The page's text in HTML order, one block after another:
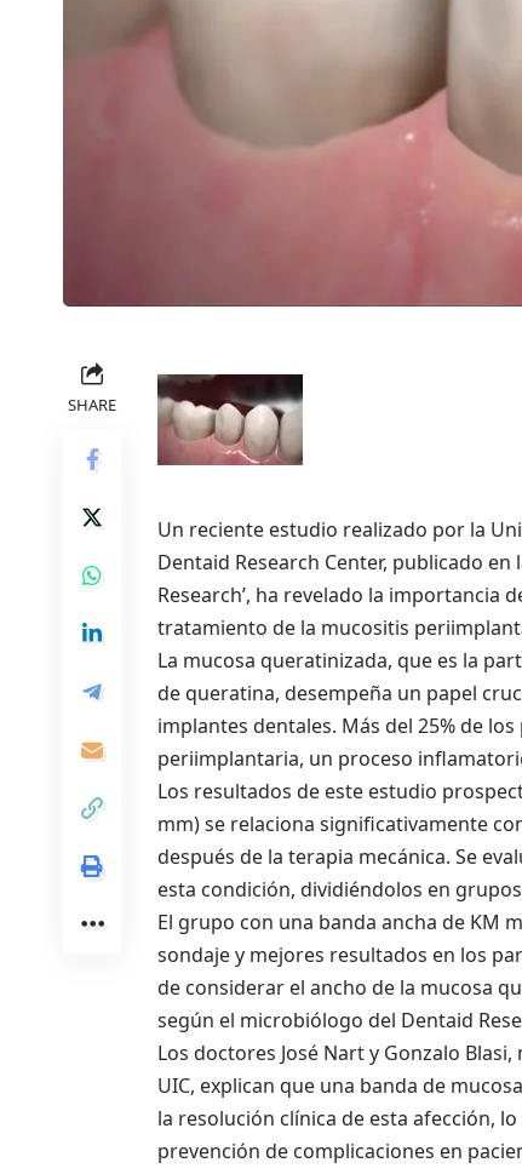
SHARE
Un reciente estudio realizado por la
Dentaid Research Center, publicado
Research’, ha revelado la importancia
tratamiento de la mucositis
La mucosa queratinizada, que es la
de queratina, desempeña un papel
implantes dentales. Más del 25% de
periimplantaria, un proceso
Los resultados de este estudio
mm) se relaciona significativamente
después de la terapia mecánica. Se
esta condición, dividiéndolos en
El grupo con una banda ancha de KM
sondaje y mejores resultados en los
de considerar el ancho de la mucosa
según el microbiólogo del Dentaid
Los doctores José Nart y Gonzalo
UIC, explican que una banda de
la resolución clínica de esta afección,
prevención de complicaciones en